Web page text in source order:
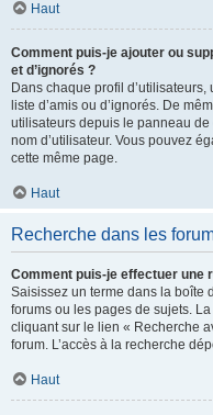
Haut
Comment puis-je ajouter ou
et d’ignorés ?
Dans chaque profil
liste d’amis ou d’ignorés. De
utilisateurs depuis le panneau
nom d’utilisateur. Vous pouvez
cette même page.
Haut
Recherche dans les
Comment puis-je effectuer une
Saisissez un terme dans la boîte
forums ou les pages de sujets.
cliquant sur le lien « Recherche
forum. L’accès à la recherche
Haut